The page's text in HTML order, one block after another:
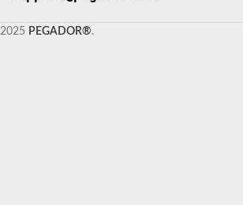
2025 PEGADOR®.